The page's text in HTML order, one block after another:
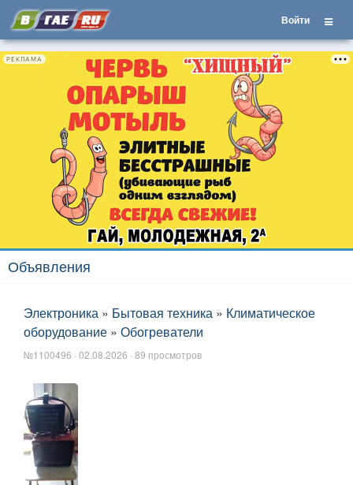
Войти
РЕКЛАМА
Объявления
Электроника » Бытовая техника » Климатическое
оборудование » Обогреватели
№1100496 · 02.08.2026 · 89 просмотров